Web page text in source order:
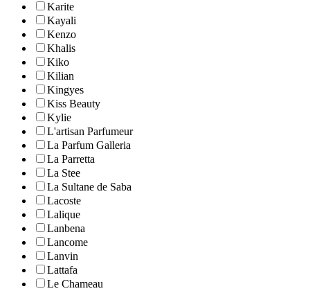
Karite
Kayali
Kenzo
Khalis
Kiko
Kilian
Kingyes
Kiss Beauty
Kylie
L'artisan Parfumeur
La Parfum Galleria
La Parretta
La Stee
La Sultane de Saba
Lacoste
Lalique
Lanbena
Lancome
Lanvin
Lattafa
Le Chameau